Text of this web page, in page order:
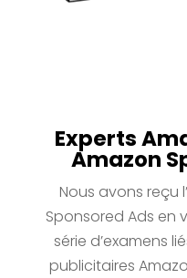
Experts
Amazon
Nous avons reçu
Sponsored Ads en
série d’examens
publicitaires